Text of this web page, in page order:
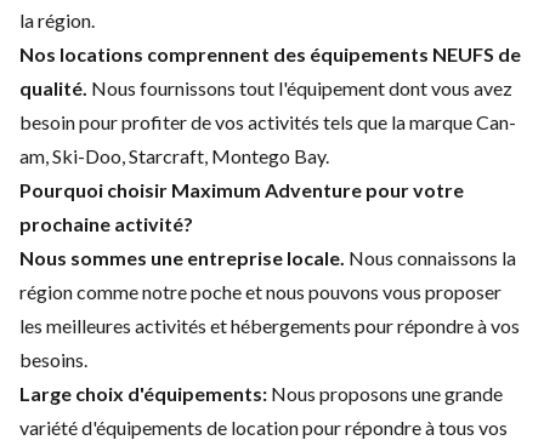
la région.
Nos locations comprennent des équipements NEUFS de
qualité. Nous fournissons tout l'équipement dont vous avez
besoin pour profiter de vos activités tels que la marque Can-
am, Ski-Doo, Starcraft, Montego Bay.
Pourquoi choisir Maximum Adventure pour votre
prochaine activité?
Nous sommes une entreprise locale. Nous connaissons la
région comme notre poche et nous pouvons vous proposer
les meilleures activités et hébergements pour répondre à vos
besoins.
Large choix d'équipements: Nous proposons une grande
variété d'équipements de location pour répondre à tous vos